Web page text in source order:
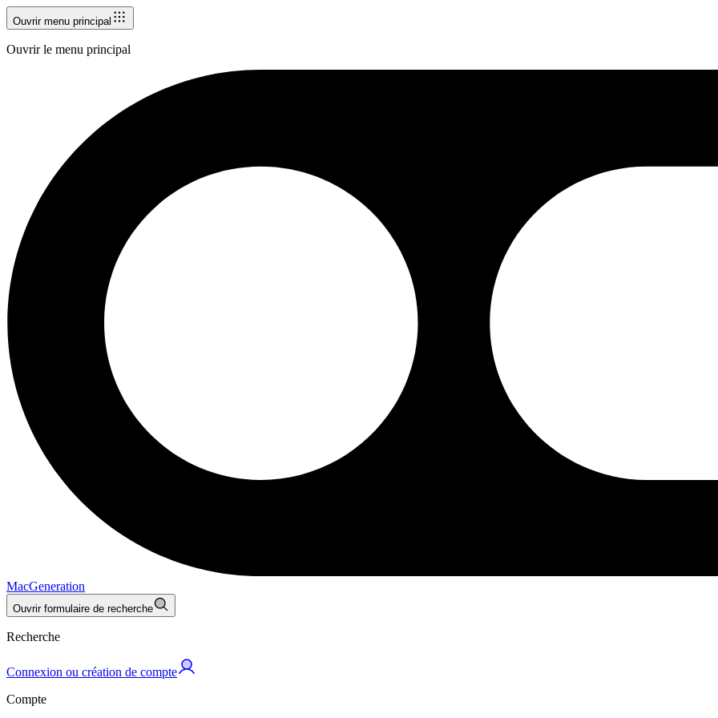
Ouvrir menu principal
Ouvrir le menu principal
MacGeneration
Ouvrir formulaire de recherche
Recherche
Connexion ou création de compte
Compte